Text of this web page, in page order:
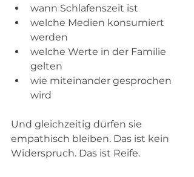
wann Schlafenszeit ist
welche Medien konsumiert
werden
welche Werte in der Familie
gelten
wie miteinander gesprochen
wird
Und gleichzeitig dürfen sie
empathisch bleiben. Das ist kein
Widerspruch. Das ist Reife.